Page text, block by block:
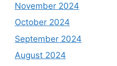
November 2024
October 2024
September 2024
August 2024